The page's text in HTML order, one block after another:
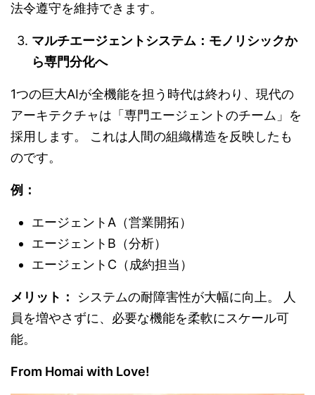
法令遵守を維持できます。
マルチエージェントシステム：モノリシックか
ら専門分化へ
1つの巨大AIが全機能を担う時代は終わり、現代の
アーキテクチャは「専門エージェントのチーム」を
採用します。 これは人間の組織構造を反映したも
のです。
例：
エージェントA（営業開拓）
エージェントB（分析）
エージェントC（成約担当）
メリット：
システムの耐障害性が大幅に向上。 人
員を増やさずに、必要な機能を柔軟にスケール可
能。
From Homai with Love!